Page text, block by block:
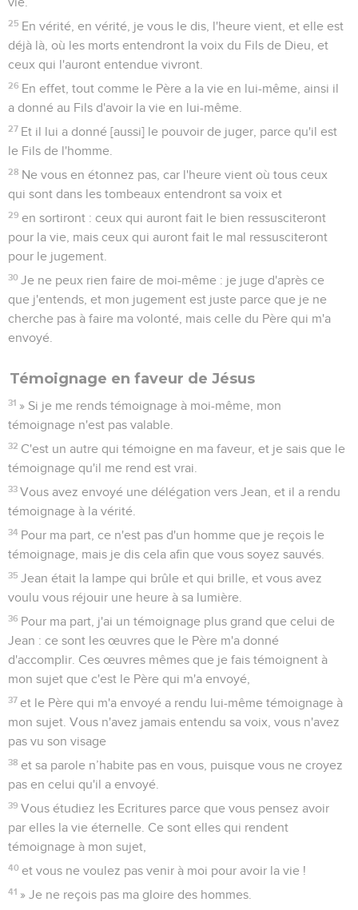
25 En vérité, en vérité, je vous le dis, l'heure vient, et elle est
déjà là, où les morts entendront la voix du Fils de Dieu, et
ceux qui l'auront entendue vivront.
26 En effet, tout comme le Père a la vie en lui-même, ainsi il
a donné au Fils d'avoir la vie en lui-même.
27 Et il lui a donné [aussi] le pouvoir de juger, parce qu'il est
le Fils de l'homme.
28 Ne vous en étonnez pas, car l'heure vient où tous ceux
qui sont dans les tombeaux entendront sa voix et
29 en sortiront : ceux qui auront fait le bien ressusciteront
pour la vie, mais ceux qui auront fait le mal ressusciteront
pour le jugement.
30 Je ne peux rien faire de moi-même : je juge d'après ce
que j'entends, et mon jugement est juste parce que je ne
cherche pas à faire ma volonté, mais celle du Père qui m'a
envoyé.
Témoignage en faveur de Jésus
31 » Si je me rends témoignage à moi-même, mon
témoignage n'est pas valable.
32 C'est un autre qui témoigne en ma faveur, et je sais que le
témoignage qu'il me rend est vrai.
33 Vous avez envoyé une délégation vers Jean, et il a rendu
témoignage à la vérité.
34 Pour ma part, ce n'est pas d'un homme que je reçois le
témoignage, mais je dis cela afin que vous soyez sauvés.
35 Jean était la lampe qui brûle et qui brille, et vous avez
voulu vous réjouir une heure à sa lumière.
36 Pour ma part, j'ai un témoignage plus grand que celui de
Jean : ce sont les œuvres que le Père m'a donné
d'accomplir. Ces œuvres mêmes que je fais témoignent à
mon sujet que c'est le Père qui m'a envoyé,
37 et le Père qui m'a envoyé a rendu lui-même témoignage à
mon sujet. Vous n'avez jamais entendu sa voix, vous n'avez
pas vu son visage
38 et sa parole n’habite pas en vous, puisque vous ne croyez
pas en celui qu'il a envoyé.
39 Vous étudiez les Ecritures parce que vous pensez avoir
par elles la vie éternelle. Ce sont elles qui rendent
témoignage à mon sujet,
40 et vous ne voulez pas venir à moi pour avoir la vie !
41 » Je ne reçois pas ma gloire des hommes.